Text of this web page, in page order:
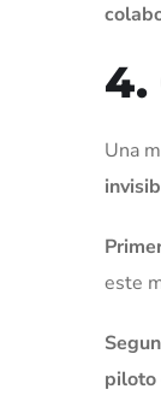
4.
Una
este
piloto